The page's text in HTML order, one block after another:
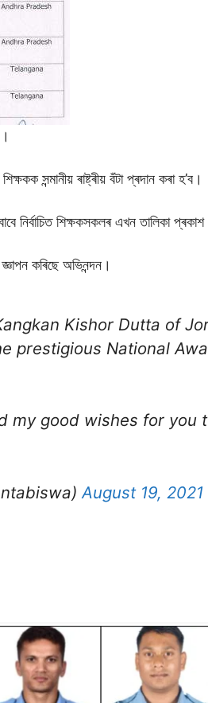
সন্মানীয় ৰাষ্ট্ৰীয় বঁটা প্ৰদান কৰা হ’ব।
নিৰ্বাচিত শিক্ষকসকলৰ এখন তালিকা
কৰিছে অভিনন্দন।
Kishor Dutta of
prestigious National
my good wishes for
August 19, 2021